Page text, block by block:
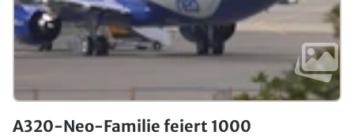
A320-Neo-Familie feiert 1000